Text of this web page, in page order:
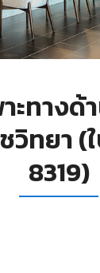
ะทางด้
ชวิทยา
8319)